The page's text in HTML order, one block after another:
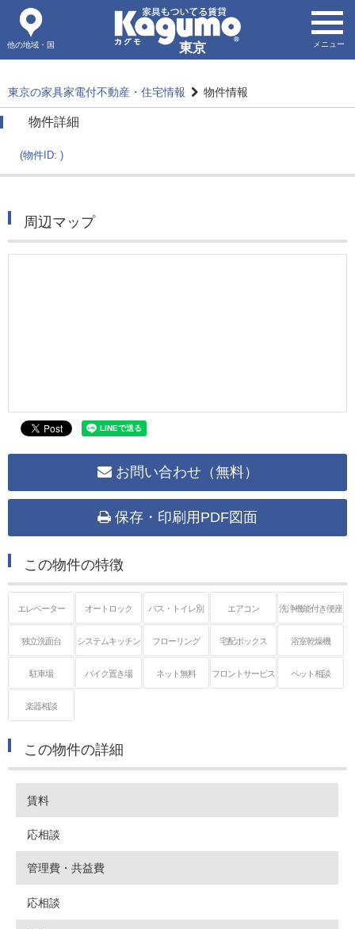
東京
他の地域・国 メニュー
東京の家具家電付不動産・住宅情報 物件情報
物件詳細
(物件ID: )
周辺マップ
お問い合わせ（無料）
保存・印刷用PDF図面
この物件の特徴
エレベーター オートロック バス・トイレ別 エアコン 洗浄機能付き便座
独立洗面台 システムキッチン フローリング 宅配ボックス 浴室乾燥機
駐車場 バイク置き場 ネット無料 フロントサービス ペット相談
楽器相談
この物件の詳細
賃料
応相談
管理費・共益費
応相談